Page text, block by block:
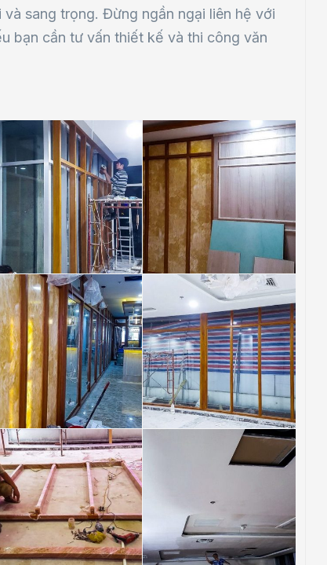
sang trọng. Đừng ngần ngại liên hệ với
bạn cần tư vấn thiết kế và thi công văn